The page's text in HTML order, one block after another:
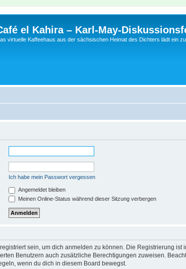
el Kahira – Karl-May-
virtuelle Kaffeehaus aus der sächsischen Heimat des Dichters lädt ein
Ich habe mein Passwort vergessen
Angemeldet bleiben
Meinen Online-Status während dieser Sitzung verbergen
sein, um dich anmelden zu können. Die Registrierung
Benutzern auch zusätzliche Berechtigungen zuweisen.
wenn du dich in diesem Board bewegst.